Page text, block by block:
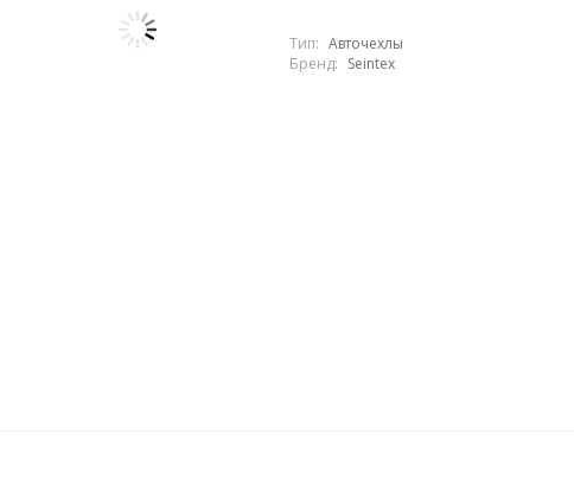
Тип: Авточехлы
Бренд: Seintex